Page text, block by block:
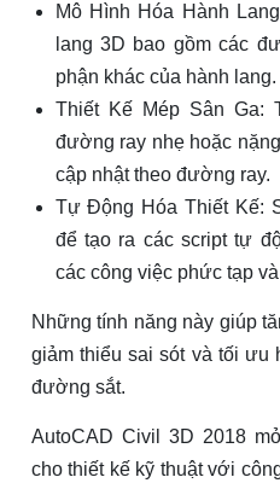
Mô Hình Hóa Hành
lang 3D bao gồm các
phận khác của hành lang.
Thiết Kế Mép Sân Ga:
đường ray nhẹ hoặc
cập nhật theo đường ray.
Tự Động Hóa Thiết Kế:
để tạo ra các script tự
các công việc phức tạp
Những tính năng này giúp
giảm thiểu sai sót và tối ưu
đường sắt.
AutoCAD Civil 3D 2018
cho thiết kế kỹ thuật với